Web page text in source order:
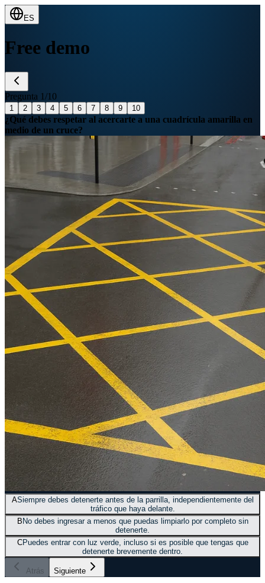
ES
Free demo
Pregunta 1/10
1 2 3 4 5 6 7 8 9 10
¿Qué debes respetar al acercarte a una cuadrícula amarilla en
medio de un cruce?
ASiempre debes detenerte antes de la parrilla, independientemente del
tráfico que haya delante.
B No debes ingresar a menos que puedas limpiarlo por completo sin
detenerte.
CPuedes entrar con luz verde, incluso si es posible que tengas que
detenerte brevemente dentro.
Atrás Siguiente